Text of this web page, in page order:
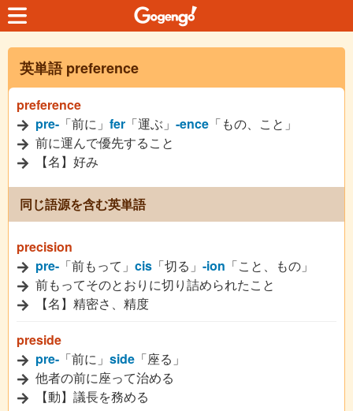
英単語 preference
preference
pre- 「前に」 fer 「運ぶ」 -ence 「もの、こと」
前に運んで優先すること
【名】好み
同じ語源を含む英単語
precision
pre- 「前もって」 cis 「切る」 -ion 「こと、もの」
前もってそのとおりに切り詰められたこと
【名】精密さ、精度
preside
pre- 「前に」 side 「座る」
他者の前に座って治める
【動】議長を務める